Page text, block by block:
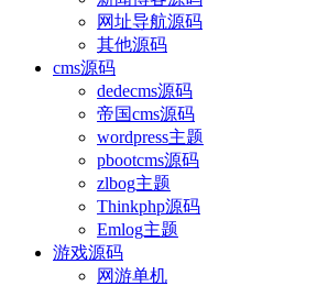
网址导航源码
其他源码
cms源码
dedecms源码
帝国cms源码
wordpress主题
pbootcms源码
zlbog主题
Thinkphp源码
Emlog主题
游戏源码
网游单机